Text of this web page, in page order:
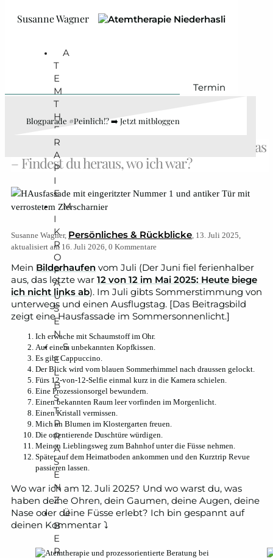
Zum Hauptinhalt springen
Susanne Wagner
A
T
E
M
T
H
E
R
A
P
I
E
M
I
K
R
O
P
A
U
S
E
N
S
E
L
B
S
T
P
R
Ä
S
E
N
Z
Ü
B
E
R
Termin
Blogparade #Peinlich!? ➡️ Jetzt mitbloggen
12 von 12 im Juli 2025: Heisser Tag, kühles Gras
– Findest du heraus, wo ich war?
Susanne Wagner, Persönliches & Rückblicke, 13. Juli 2025,
aktualisiert am 16. Juli 2026, 0 Kommentare
Mein Bilderhaufen vom Juli (Der Juni fiel ferienhalber
aus, das letzte war 12 von 12 im Mai 2025: Heute biege
ich nicht links ab). Im Juli gibts Sommerstimmung von
unterwegs und einen Ausflugstag. [Das Beitragsbild
zeigt eine Hausfassade im Sommersonnenlicht.]
Ich erwache mit Schaumstoff im Ohr.
Auf einem unbekannten Kopfkissen.
Es gibt Cappuccino.
Der Blick wird vom blauen Sommerhimmel nach draussen gelockt.
Fürs 12-von-12-Selfie einmal kurz in die Kamera schielen.
Eine Prozessionsorgel bewundern.
Einen bekannten Raum leer vorfinden im Morgenlicht.
Einen Kristall vermissen.
Mich an Blumen im Klostergarten freuen.
Die orientierende Duschtüre würdigen.
Meinen Lieblingsweg zum Bahnhof unter die Füsse nehmen.
Später auf dem Heimatboden ankommen und den Kurztrip Revue
passieren lassen.
Wo war ich am 12. Juli 2025? Und wo warst du, was
haben deine Ohren, dein Gaumen, deine Augen, deine
Nase oder deine Füsse erlebt? Ich bin gespannt auf
deinen Kommentar ⤵